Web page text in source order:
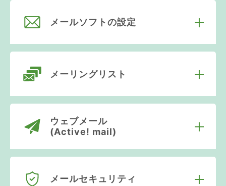
メールソフトの設定
メーリングリスト
ウェブメール
(Active! mail)
メールセキュリティ